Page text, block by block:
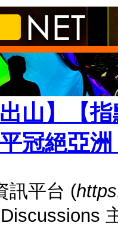
出山】【
冠絕亞洲
訊平台 (